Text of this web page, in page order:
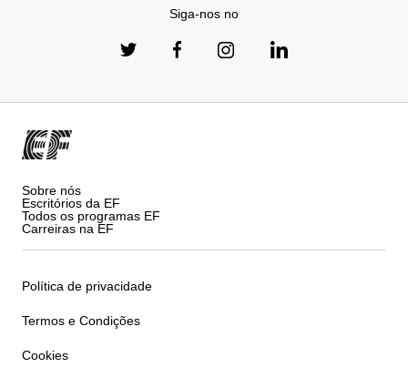
Siga-nos no
Sobre nós
Escritórios da EF
Todos os programas EF
Carreiras na EF
Política de privacidade
Termos e Condições
Cookies